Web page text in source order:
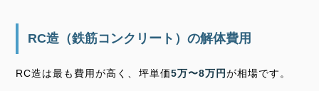
RC造（鉄筋コンクリート）の解体費用
RC造は最も費用が高く、坪単価5万〜8万円が相場です。